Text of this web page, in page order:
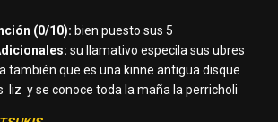
(0/10): bien puesto sus 5
su llamativo especila sus ubres
también que es una kinne antigua disque
liz y se conoce toda la maña la perricholi